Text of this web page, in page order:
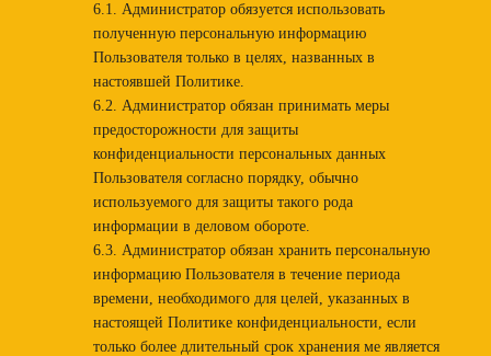
6.1. Администратор обязуется использовать
полученную персональную информацию
Пользователя только в целях, названных в
настоявшей Политике.
6.2. Администратор обязан принимать меры
предосторожности для защиты
конфиденциальности персональных данных
Пользователя согласно порядку, обычно
используемого для защиты такого рода
информации в деловом обороте.
6.3. Администратор обязан хранить персональную
информацию Пользователя в течение периода
времени, необходимого для целей, указанных в
настоящей Политике конфиденциальности, если
только более длительный срок хранения ме является